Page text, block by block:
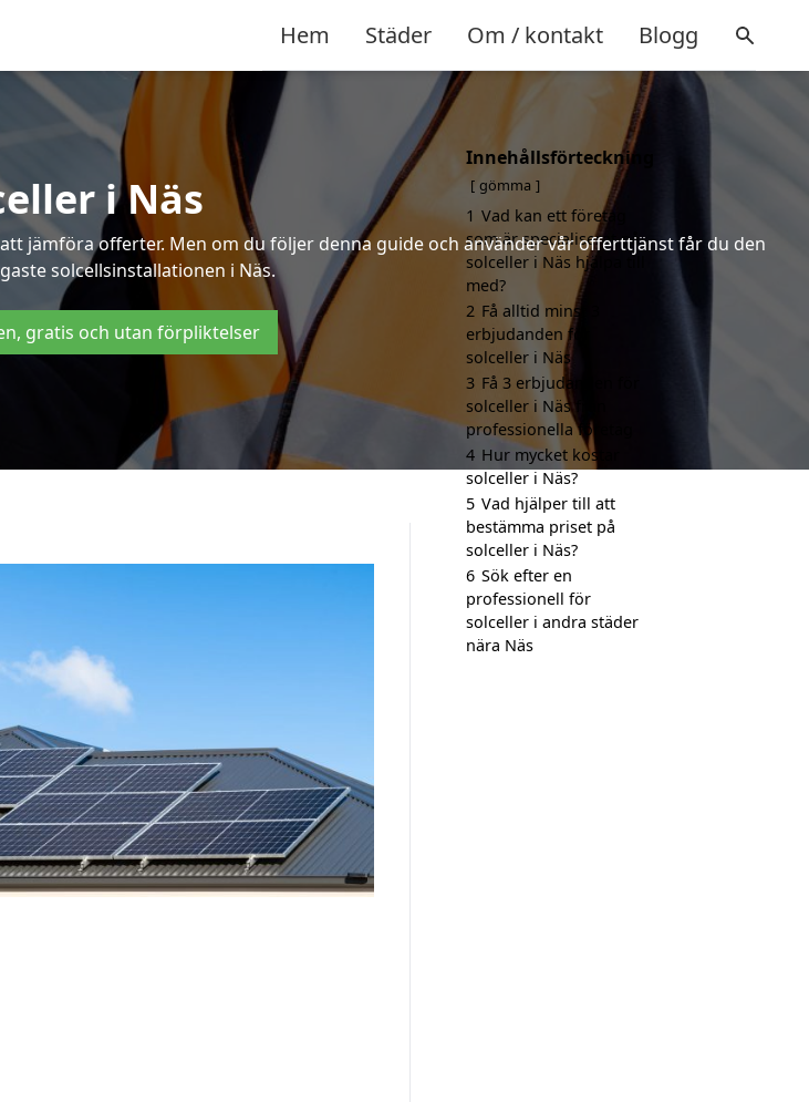
Hem Städer Om / kontakt Blogg
i Näs
jämföra offerter. Men om du följer denna guide och använder vår offerttjänst får du den
solcellsinstallationen i Näs.
gratis och utan förpliktelser
Innehållsförteckning
gömma
1 Vad kan ett företag
som är specialiserat på
solceller i Näs hjälpa till
med?
2 Få alltid minst 3
erbjudanden för
solceller i Näs
3 Få 3 erbjudanden för
solceller i Näs från
professionella företag
4 Hur mycket kostar
solceller i Näs?
5 Vad hjälper till att
bestämma priset på
solceller i Näs?
6 Sök efter en
professionell för
solceller i andra städer
nära Näs